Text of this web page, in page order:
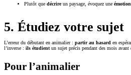
Plutôt que décrireun paysage, évoquez une émotion
5. Étudiez votre sujet
L’erreur du débutant en animalier : partir au hasard en
l’inverse : ils étudient un sujet précis pendant des mois avant
Pour l’animalier